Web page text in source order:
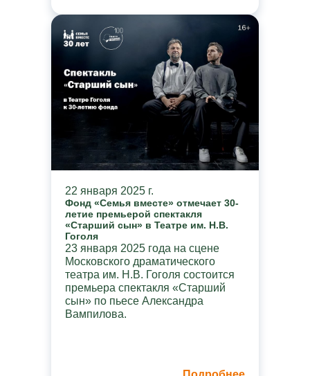
22 января 2025 г.
Фонд «Семья вместе» отмечает 30-
летие премьерой спектакля
«Старший сын» в Театре им. Н.В.
Гоголя
23 января 2025 года на сцене
Московского драматического
театра им. Н.В. Гоголя состоится
премьера спектакля «Старший
сын» по пьесе Александра
Вампилова.